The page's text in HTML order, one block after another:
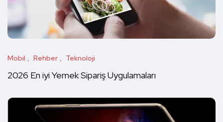
Mobil Rehber Teknoloji
2026 En iyi Yemek Sipariş Uygulamaları